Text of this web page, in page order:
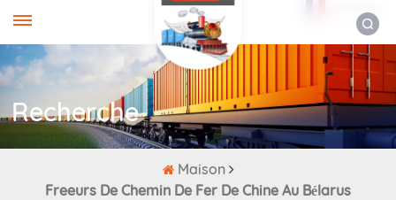
Recherche
Maison
Freeurs De Chemin De Fer De Chine Au Bélarus